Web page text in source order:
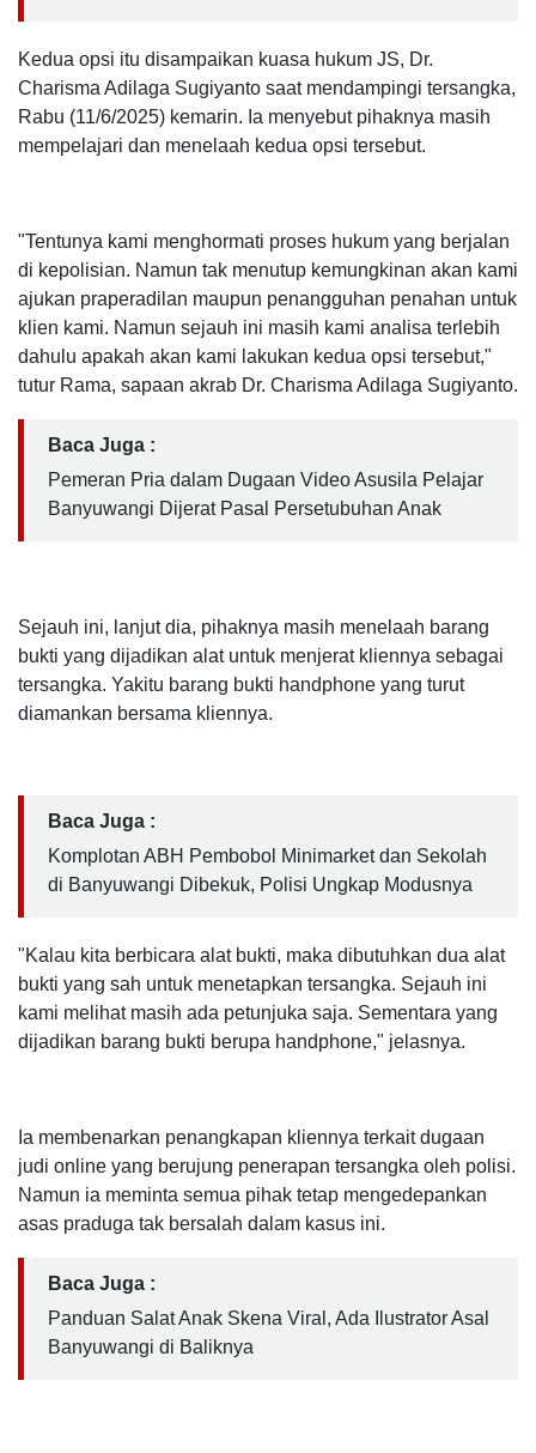
Kedua opsi itu disampaikan kuasa hukum JS, Dr.
Charisma Adilaga Sugiyanto saat mendampingi tersangka,
Rabu (11/6/2025) kemarin. Ia menyebut pihaknya masih
mempelajari dan menelaah kedua opsi tersebut.
"Tentunya kami menghormati proses hukum yang berjalan
di kepolisian. Namun tak menutup kemungkinan akan kami
ajukan praperadilan maupun penangguhan penahan untuk
klien kami. Namun sejauh ini masih kami analisa terlebih
dahulu apakah akan kami lakukan kedua opsi tersebut,"
tutur Rama, sapaan akrab Dr. Charisma Adilaga Sugiyanto.
Baca Juga :
Pemeran Pria dalam Dugaan Video Asusila Pelajar
Banyuwangi Dijerat Pasal Persetubuhan Anak
Sejauh ini, lanjut dia, pihaknya masih menelaah barang
bukti yang dijadikan alat untuk menjerat kliennya sebagai
tersangka. Yakitu barang bukti handphone yang turut
diamankan bersama kliennya.
Baca Juga :
Komplotan ABH Pembobol Minimarket dan Sekolah
di Banyuwangi Dibekuk, Polisi Ungkap Modusnya
"Kalau kita berbicara alat bukti, maka dibutuhkan dua alat
bukti yang sah untuk menetapkan tersangka. Sejauh ini
kami melihat masih ada petunjuka saja. Sementara yang
dijadikan barang bukti berupa handphone," jelasnya.
Ia membenarkan penangkapan kliennya terkait dugaan
judi online yang berujung penerapan tersangka oleh polisi.
Namun ia meminta semua pihak tetap mengedepankan
asas praduga tak bersalah dalam kasus ini.
Baca Juga :
Panduan Salat Anak Skena Viral, Ada Ilustrator Asal
Banyuwangi di Baliknya